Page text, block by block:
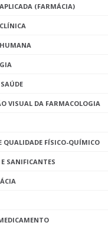
(FARMÁCIA)
VISUAL DA FARMACOLOGIA
QUALIDADE FÍSICO-QUÍMICO
SANIFICANTES